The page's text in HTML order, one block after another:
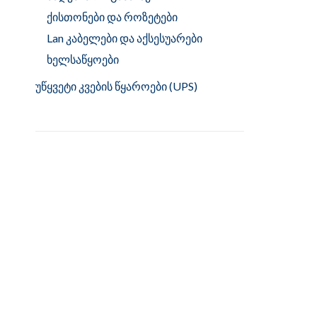
ქისთონები და როზეტები
Lan კაბელები და აქსესუარები
ხელსაწყოები
უწყვეტი კვების წყაროები (UPS)